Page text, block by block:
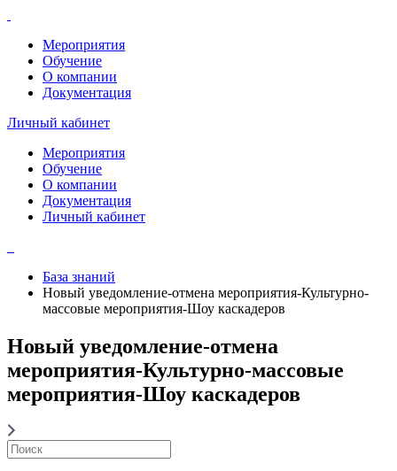
Мероприятия
Обучение
О компании
Документация
Личный кабинет
Мероприятия
Обучение
О компании
Документация
Личный кабинет
База знаний
Новый уведомление-отмена мероприятия-Культурно-
массовые мероприятия-Шоу каскадеров
Новый уведомление-отмена
мероприятия-Культурно-массовые
мероприятия-Шоу каскадеров